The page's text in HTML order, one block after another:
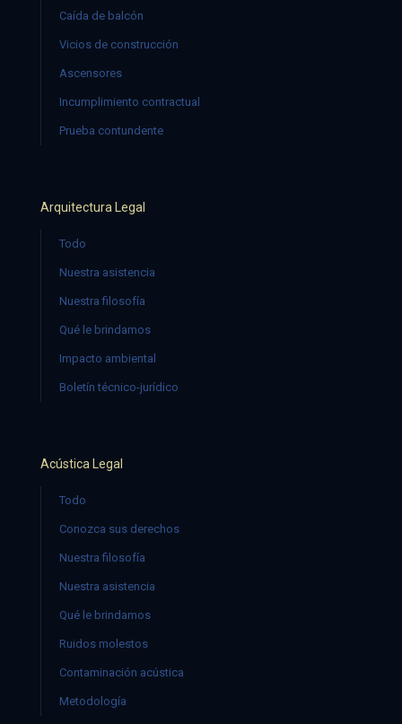
Caída de balcón
Vicios de construcción
Ascensores
Incumplimiento contractual
Prueba contundente
Arquitectura Legal
Todo
Nuestra asistencia
Nuestra filosofía
Qué le brindamos
Impacto ambiental
Boletín técnico-jurídico
Acústica Legal
Todo
Conozca sus derechos
Nuestra filosofía
Nuestra asistencia
Qué le brindamos
Ruidos molestos
Contaminación acústica
Metodología